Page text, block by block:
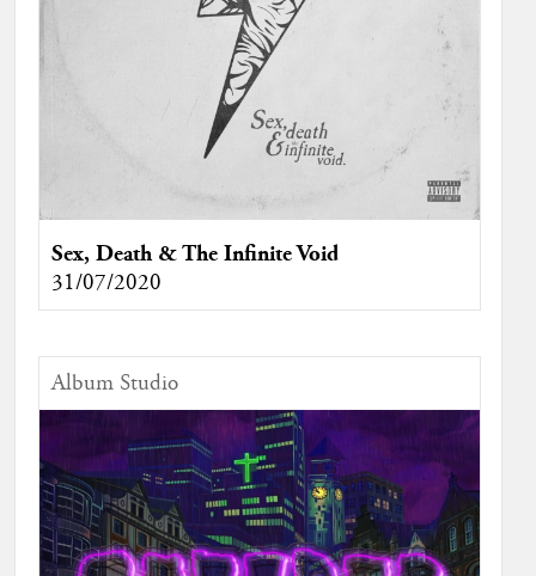
Sex, Death & The Infinite Void
31/07/2020
Album Studio